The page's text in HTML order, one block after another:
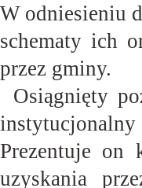
W odniesieniu
schematy ich
przez gminy.
Osiągnięty
Prezentuje
uzyskania